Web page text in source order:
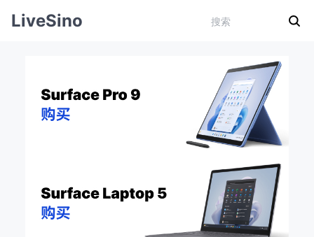
LiveSino